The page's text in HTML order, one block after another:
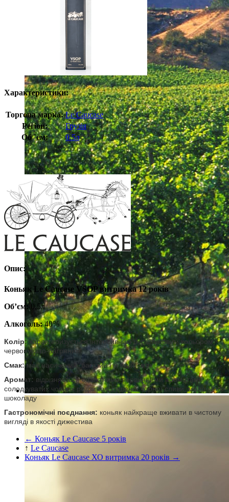
Характеристики:
Торгова марка: Le Caucase
Регіон:
Грузія
Об `єм:
0.5л
Опис:
Коньяк Le Caucase VSOP витримка 12 років
Об’єм: 0,5л
Алкоголь:40%
Колір: характеризується інтенсивним бурштиновим кольором,
червонувато-багряним
Смак:має насичений, багатий і м'який смак
Аромат: відрізняється ефектними первинними ароматами
солодкуватих чорних родзинок, сушеної чорної сливи, молочного
шоколаду
Гастрономічні поєднання: коньяк найкраще вживати в чистому
вигляді в якості дижестива
← Коньяк Le Caucase 5 років
↑ Le Caucase
Коньяк Le Caucase ХО витримка 20 років →